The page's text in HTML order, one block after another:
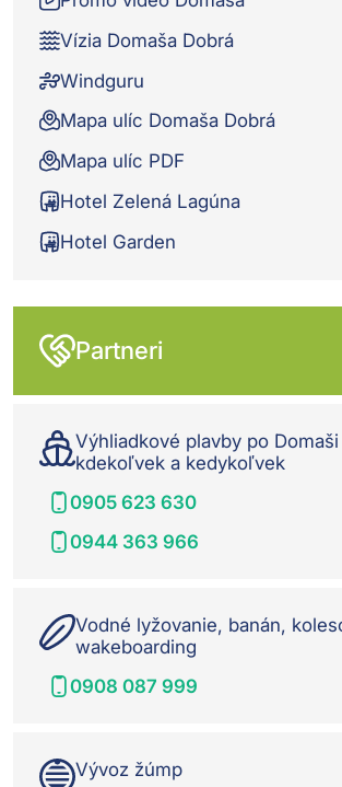
Vízia Domaša Dobrá
Windguru
Mapa ulíc Domaša Dobrá
Mapa ulíc PDF
Hotel Zelená Lagúna
Hotel Garden
Partneri
Výhliadkové plavby po
kdekoľvek a kedykoľvek
0905 623 630
0944 363 966
Vodné lyžovanie, banán,
wakeboarding
0908 087 999
Vývoz žúmp